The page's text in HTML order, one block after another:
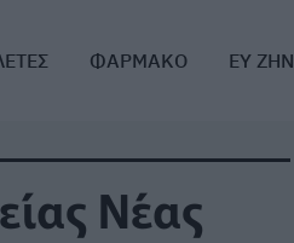
ΦΑΡΜΑΚΟ ΕΥ ΖΗΝ
Νέας